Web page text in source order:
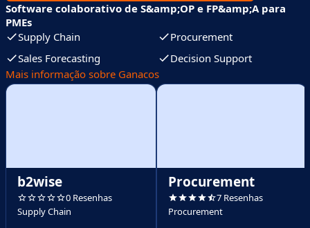
Software colaborativo de S&amp;OP e FP&amp;A para
PMEs
Supply Chain
Procurement
Sales Forecasting
Decision Support
Mais informação sobre Ganacos
b2wise
0 Resenhas
Supply Chain
Procurement
7 Resenhas
Procurement